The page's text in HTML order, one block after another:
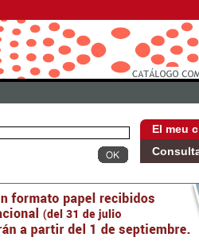
El meu